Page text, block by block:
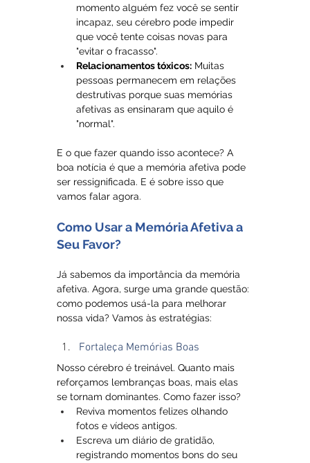
momento alguém fez você se sentir
incapaz, seu cérebro pode impedir
que você tente coisas novas para
"evitar o fracasso".
Relacionamentos tóxicos: Muitas
pessoas permanecem em relações
destrutivas porque suas memórias
afetivas as ensinaram que aquilo é
"normal".
E o que fazer quando isso acontece? A
boa notícia é que a memória afetiva pode
ser ressignificada. E é sobre isso que
vamos falar agora.
Como Usar a Memória Afetiva a
Seu Favor?
Já sabemos da importância da memória
afetiva. Agora, surge uma grande questão:
como podemos usá-la para melhorar
nossa vida? Vamos às estratégias:
Fortaleça Memórias Boas
Nosso cérebro é treinável. Quanto mais
reforçamos lembranças boas, mais elas
se tornam dominantes. Como fazer isso?
Reviva momentos felizes olhando
fotos e vídeos antigos.
Escreva um diário de gratidão,
registrando momentos bons do seu